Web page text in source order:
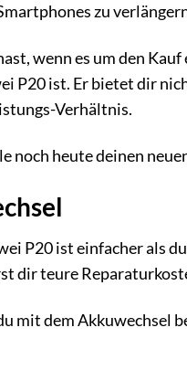
zu
wenn es um den
P20 ist. Er bietet dir
Verhältnis.
noch heute deinen
P20 ist einfacher als
dir teure
mit dem Akkuwechsel